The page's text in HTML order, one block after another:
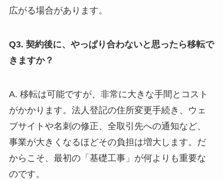
広がる場合があります。
Q3. 契約後に、やっぱり合わないと思ったら移転で
きますか？
A. 移転は可能ですが、非常に大きな手間とコスト
がかかります。法人登記の住所変更手続き、ウェ
ブサイトや名刺の修正、全取引先への通知など、
事業が大きくなるほどその負担は増大します。だ
からこそ、最初の「基礎工事」が何よりも重要な
のです。